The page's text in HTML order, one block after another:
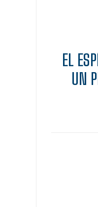
EL
UN